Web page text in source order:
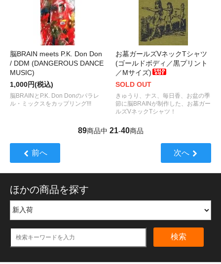
脳BRAIN meets P.K. Don Don
/ DDM (DANGEROUS DANCE
MUSIC)
1,000円(税込)
脳BRAINとP.K. Don Donのパラレ
ル・ミックスをカップリング!!!
お墓ガールズVネックTシャツ
(ゴールドボディ／黒プリント
／Mサイズ)
SOLD OUT
きゅうり、ナス、毎日香、お盆の季
節に脳BRAINが制作した、お墓ガー
ルズVネックTシャツ！
89商品中 21-40商品
前へ 次へ
ほかの商品を探す
検索